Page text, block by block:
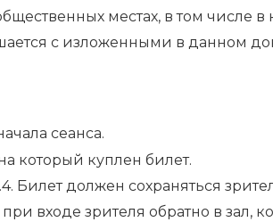
местах, в том числе в
с изложенными в данном
сеанса.
который куплен билет.
Билет должен сохраняться
входе зрителя обратно в зал,